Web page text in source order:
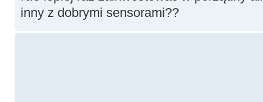
inny z dobrymi sensorami??